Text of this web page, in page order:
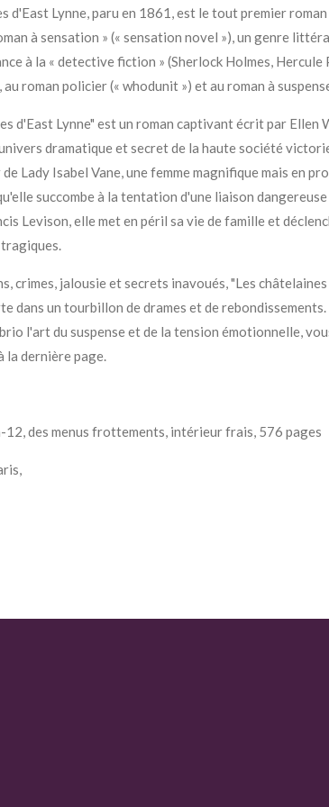
d'East Lynne, paru en 1861, est le tout premier roman
à sensation » (« sensation novel »), un genre
à la « detective fiction » (Sherlock Holmes, Hercule
au roman policier (« whodunit ») et au roman à
d'East Lynne" est un roman captivant écrit par Ellen
dramatique et secret de la haute société
Lady Isabel Vane, une femme magnifique mais en
succombe à la tentation d'une liaison
Levison, elle met en péril sa vie de famille et
crimes, jalousie et secrets inavoués, "Les châtelaines
dans un tourbillon de drames et de
l'art du suspense et de la tension émotionnelle,
la dernière page.
12, des menus frottements, intérieur frais, 576 pages